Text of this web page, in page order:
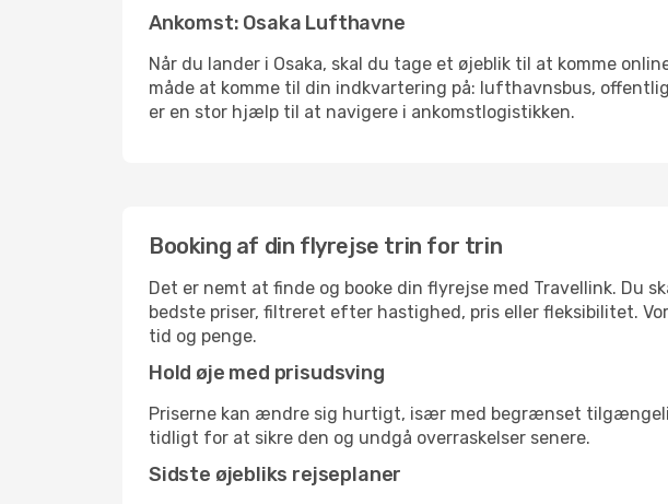
Ankomst: Osaka Lufthavne
Når du lander i Osaka, skal du tage et øjeblik til at komme
måde at komme til din indkvartering på: lufthavnsbus,
er en stor hjælp til at navigere i ankomstlogistikken.
Booking af din flyrejse trin for trin
Det er nemt at finde og booke din flyrejse med Travellink. Du
bedste priser, filtreret efter hastighed, pris eller fleksibilitet.
tid og penge.
Hold øje med prisudsving
Priserne kan ændre sig hurtigt, især med begrænset
tidligt for at sikre den og undgå overraskelser senere.
Sidste øjebliks rejseplaner